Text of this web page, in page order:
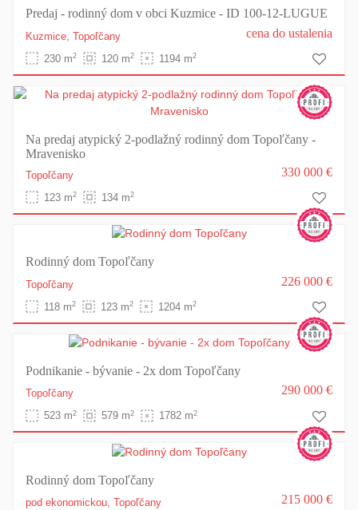
Predaj - rodinný dom v obci Kuzmice - ID 100-12-LUGUE
Kuzmice, Topoľčany
230 m2 120 m2 1194 m2
cena do ustalenia
Na predaj atypický 2-podlažný rodinný dom Topoľčany -
Mravenisko
Topoľčany
123 m2 134 m2
330 000 €
Rodinný dom Topoľčany
Topoľčany
118 m2 123 m2 1204 m2
226 000 €
Podnikanie - bývanie - 2x dom Topoľčany
Topoľčany
523 m2 579 m2 1782 m2
290 000 €
Rodinný dom Topoľčany
pod ekonomickou, Topoľčany
215 000 €